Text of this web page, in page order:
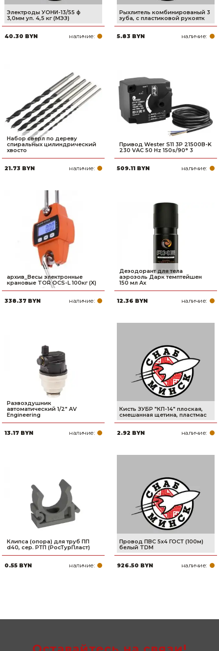
Электроды УОНИ-13/55 ф
3,0мм уп. 4,5 кг (МЭЗ)
40.30 BYN наличие:
Рыхлитель комбинированый 3
зуба, с пластиковой рукоятк
5.83 BYN наличие:
Набор сверл по дереву
спиральных цилиндрический
хвосто
21.73 BYN наличие:
Привод Wester S11 3P 21500B-K
230 VAC 50 Hz 150s/90° 3
509.11 BYN наличие:
архив_Весы электронные
крановые TOR OCS-L 100кг (X)
338.37 BYN наличие:
Дезодорант для тела
аэрозоль Дарк темптейшен
150 мл Ax
12.36 BYN наличие:
Развоздушник
автоматический 1/2" AV
Engineering
13.17 BYN наличие:
Кисть ЗУБР ″КП-14″ плоская,
смешанная щетина, пластмас
2.92 BYN наличие:
Клипса (опора) для труб ПП
d40, сер. РТП (РосТурПласт)
0.55 BYN наличие:
Провод ПВС 5х4 ГОСТ (100м)
белый TDM
926.50 BYN наличие: